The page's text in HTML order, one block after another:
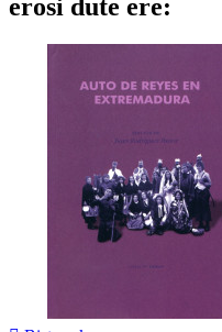
erosi dute ere: